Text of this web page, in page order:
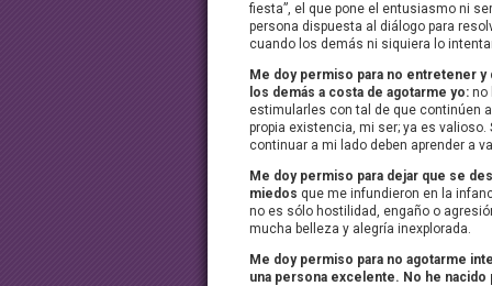
fiesta”, el que pone el entusiasmo ni
persona dispuesta al diálogo para
cuando los demás ni siquiera lo
Me doy permiso para no entretener y
los demás a costa de agotarme yo: no
estimularles con tal de que continúen
propia existencia, mi ser; ya es valioso.
continuar a mi lado deben aprender a
Me doy permiso para dejar que se
miedos que me infundieron en la
no es sólo hostilidad, engaño o
mucha belleza y alegría inexplorada.
Me doy permiso para no agotarme
una persona excelente. No he nacido